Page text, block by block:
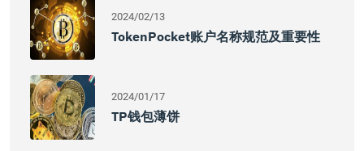
2024/02/13
TokenPocket账户名称规范及重要性
2024/01/17
TP钱包薄饼